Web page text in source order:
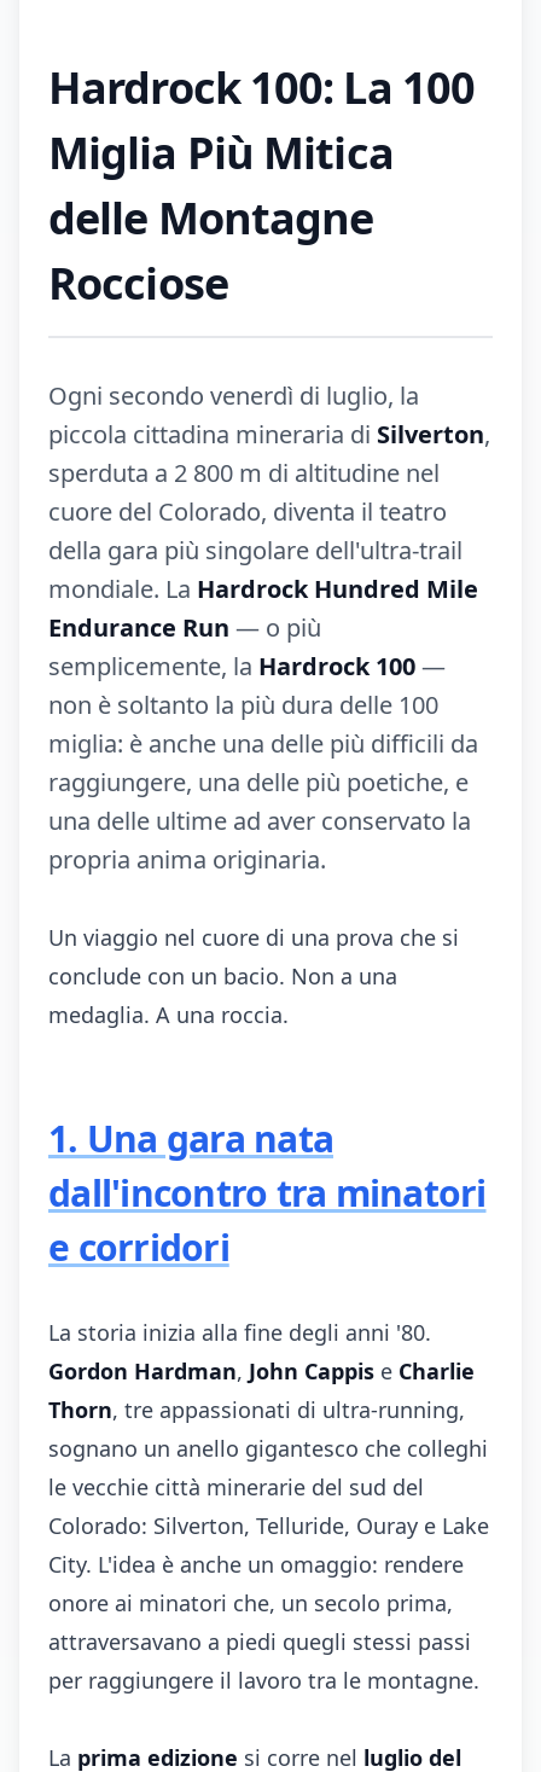
Hardrock 100: La 100
Miglia Più Mitica
delle Montagne
Rocciose
Ogni secondo venerdì di luglio, la
piccola cittadina mineraria di Silverton,
sperduta a 2 800 m di altitudine nel
cuore del Colorado, diventa il teatro
della gara più singolare dell'ultra-trail
mondiale. La Hardrock Hundred Mile
Endurance Run — o più
semplicemente, la Hardrock 100—
non è soltanto la più dura delle 100
miglia: è anche una delle più difficili da
raggiungere, una delle più poetiche, e
una delle ultime ad aver conservato la
propria anima originaria.
Un viaggio nel cuore di una prova che si
conclude con un bacio. Non a una
medaglia. A una roccia.
1. Una gara nata
dall'incontro tra minatori
e corridori
La storia inizia alla fine degli anni '80.
Gordon Hardman, John Cappis e Charlie
Thorn, tre appassionati di ultra-running,
sognano un anello gigantesco che colleghi
le vecchie città minerarie del sud del
Colorado: Silverton, Telluride, Ouray e Lake
City. L'idea è anche un omaggio: rendere
onore ai minatori che, un secolo prima,
attraversavano a piedi quegli stessi passi
per raggiungere il lavoro tra le montagne.
La prima edizione si corre nel luglio del